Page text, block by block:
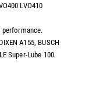
LVO410
A155, BUSCH
Super-Lube 100.